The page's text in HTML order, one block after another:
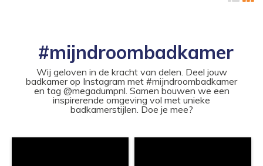
#mijndroombadkamer
Wij geloven in de kracht van delen. Deel jouw
badkamer op Instagram met #mijndroombadkamer
en tag @megadumpnl. Samen bouwen we een
inspirerende omgeving vol met unieke
badkamerstijlen. Doe je mee?